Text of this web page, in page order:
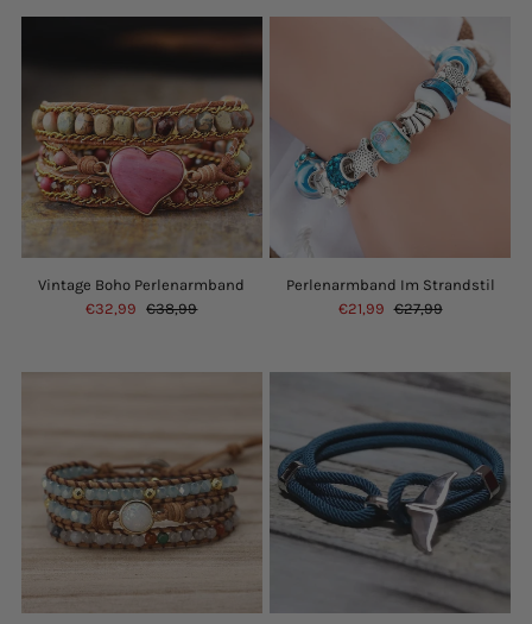
Vintage Boho Perlenarmband
€32,99
€38,99
Perlenarmband Im Strandstil
€21,99 €27,99